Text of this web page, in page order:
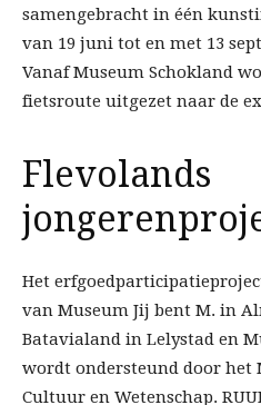
samengebracht in één
van 19 juni tot en met 13
Vanaf Museum Schokland
fietsroute uitgezet naar de
Flevolands
Het
van Museum Jij bent M. in
Batavialand in Lelystad en
wordt ondersteund door het
Cultuur en Wetenschap.